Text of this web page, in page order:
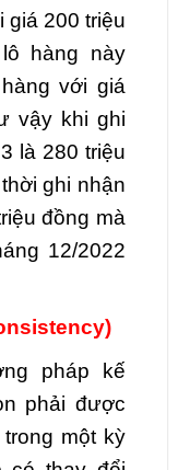
giá 200 triệu
hàng này
với giá
vậy khi ghi
là 280 triệu
ghi nhận
đồng mà
12/2022
pháp kế
phải được
một kỳ